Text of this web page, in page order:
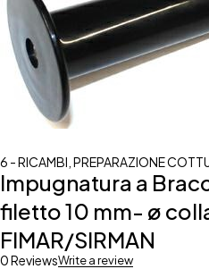
6 - RICAMBI PREPARAZIONE
Impugnatura a
filetto 10 mm- ø
FIMAR/SIRMAN
0 ReviewsWrite a review